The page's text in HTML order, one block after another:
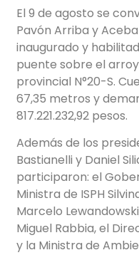
El 9 de agosto se
Pavón Arriba y
inaugurado y
puente sobre el
provincial N°20-S.
67,35 metros y
817.221.232,92 pesos.
Además de los
Bastianelli y Daniel
participaron: el
Ministra de ISPH
Marcelo
Miguel Rabbia, el
y la Ministra de